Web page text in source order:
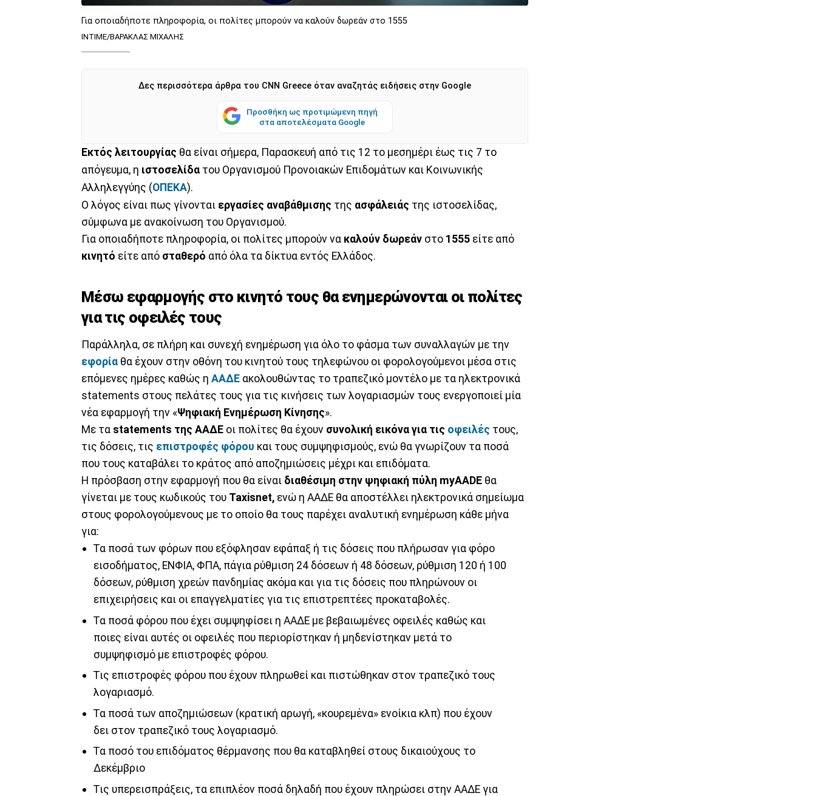
Για οποιαδήποτε πληροφορία, οι πολίτες μπορούν να καλούν δωρεάν στο 1555
ΙΝΤΙΜΕ/ΒΑΡΑΚΛΑΣ ΜΙΧΑΛΗΣ
Δες περισσότερα άρθρα του CNN Greece όταν αναζητάς ειδήσεις στην Google
Προσθήκη ως προτιμώμενη πηγή
στα αποτελέσματα Google
Εκτός λειτουργίας θα είναι σήμερα, Παρασκευή από τις 12 το μεσημέρι έως τις 7 το
απόγευμα, η ιστοσελίδα του Οργανισμού Προνοιακών Επιδομάτων και Κοινωνικής
Αλληλεγγύης (ΟΠΕΚΑ).
Ο λόγος είναι πως γίνονται εργασίες αναβάθμισης της ασφάλειάς της ιστοσελίδας,
σύμφωνα με ανακοίνωση του Οργανισμού.
Για οποιαδήποτε πληροφορία, οι πολίτες μπορούν να καλούν δωρεάν στο 1555 είτε από
κινητό είτε από σταθερό από όλα τα δίκτυα εντός Ελλάδος.
Μέσω εφαρμογής στο κινητό τους θα ενημερώνονται οι πολίτες
για τις οφειλές τους
Παράλληλα, σε πλήρη και συνεχή ενημέρωση για όλο το φάσμα των συναλλαγών με την
εφορία θα έχουν στην οθόνη του κινητού τους τηλεφώνου οι φορολογούμενοι μέσα στις
επόμενες ημέρες καθώς η ΑΑΔΕ ακολουθώντας το τραπεζικό μοντέλο με τα ηλεκτρονικά
statements στους πελάτες τους για τις κινήσεις των λογαριασμών τους ενεργοποιεί μία
νέα εφαρμογή την «Ψηφιακή Ενημέρωση Κίνησης».
Με τα statements της ΑΑΔΕ οι πολίτες θα έχουν συνολική εικόνα για τις οφειλές τους,
τις δόσεις, τις επιστροφές φόρου και τους συμψηφισμούς, ενώ θα γνωρίζουν τα ποσά
που τους καταβάλει το κράτος από αποζημιώσεις μέχρι και επιδόματα.
Η πρόσβαση στην εφαρμογή που θα είναι διαθέσιμη στην ψηφιακή πύλη myAADE θα
γίνεται με τους κωδικούς του Taxisnet, ενώ η ΑΑΔΕ θα αποστέλλει ηλεκτρονικά σημείωμα
στους φορολογούμενους με το οποίο θα τους παρέχει αναλυτική ενημέρωση κάθε μήνα
για:
Τα ποσά των φόρων που εξόφλησαν εφάπαξ ή τις δόσεις που πλήρωσαν για φόρο
εισοδήματος, ΕΝΦΙΑ, ΦΠΑ, πάγια ρύθμιση 24 δόσεων ή 48 δόσεων, ρύθμιση 120 ή 100
δόσεων, ρύθμιση χρεών πανδημίας ακόμα και για τις δόσεις που πληρώνουν οι
επιχειρήσεις και οι επαγγελματίες για τις επιστρεπτέες προκαταβολές.
Τα ποσά φόρου που έχει συμψηφίσει η ΑΑΔΕ με βεβαιωμένες οφειλές καθώς και
ποιες είναι αυτές οι οφειλές που περιορίστηκαν ή μηδενίστηκαν μετά το
συμψηφισμό με επιστροφές φόρου.
Τις επιστροφές φόρου που έχουν πληρωθεί και πιστώθηκαν στον τραπεζικό τους
λογαριασμό.
Τα ποσά των αποζημιώσεων (κρατική αρωγή, «κουρεμένα» ενοίκια κλπ) που έχουν
δει στον τραπεζικό τους λογαριασμό.
Τα ποσό του επιδόματος θέρμανσης που θα καταβληθεί στους δικαιούχους το
Δεκέμβριο
Τις υπερεισπράξεις, τα επιπλέον ποσά δηλαδή που έχουν πληρώσει στην ΑΑΔΕ για